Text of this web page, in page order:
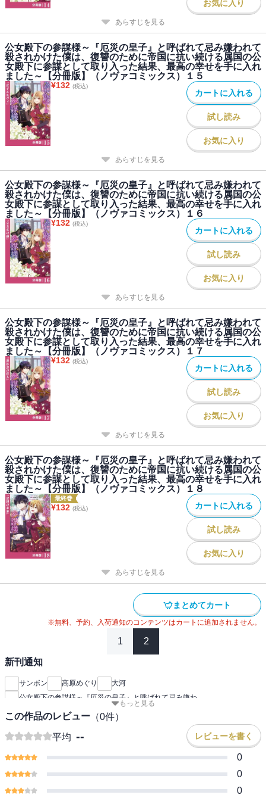
お気に入り
あらすじを見る
公女殿下の参謀様～『厄災の皇子』と呼ばれて忌み嫌われて
殺されかけた僕は、復讐のために帝国に抗い続ける属国の公
女殿下に参謀として取り入った結果、最高の幸せを手に入れ
ました～【分冊版】（ノヴァコミックス）１５
¥132 (税込)
カートに入れる
試し読み
お気に入り
あらすじを見る
公女殿下の参謀様～『厄災の皇子』と呼ばれて忌み嫌われて
殺されかけた僕は、復讐のために帝国に抗い続ける属国の公
女殿下に参謀として取り入った結果、最高の幸せを手に入れ
ました～【分冊版】（ノヴァコミックス）１６
¥132 (税込)
カートに入れる
試し読み
お気に入り
あらすじを見る
公女殿下の参謀様～『厄災の皇子』と呼ばれて忌み嫌われて
殺されかけた僕は、復讐のために帝国に抗い続ける属国の公
女殿下に参謀として取り入った結果、最高の幸せを手に入れ
ました～【分冊版】（ノヴァコミックス）１７
¥132 (税込)
カートに入れる
試し読み
お気に入り
あらすじを見る
公女殿下の参謀様～『厄災の皇子』と呼ばれて忌み嫌われて
殺されかけた僕は、復讐のために帝国に抗い続ける属国の公
女殿下に参謀として取り入った結果、最高の幸せを手に入れ
ました～【分冊版】（ノヴァコミックス）１８
最終巻
¥132 (税込) カートに入れる
試し読み
お気に入り
あらすじを見る
まとめてカート
※無料、予約、入荷通知のコンテンツはカートに追加されません。
1 2
新刊通知
サンボン 高原めぐり
大河
公女殿下の参謀様～『厄災の皇子』と呼ばれて忌み嫌わ
もっと見る
この作品のレビュー （0件）
平均 -- レビューを書く
0
0
0